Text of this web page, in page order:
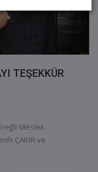
TEŞEKKÜR
Meslek
ÇAKIR ve